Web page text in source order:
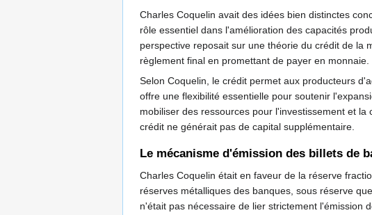
Charles Coquelin avait des idées bien distinctes
rôle essentiel dans l'amélioration des capacités
perspective reposait sur une théorie du crédit de la
règlement final en promettant de payer en monnaie.
Selon Coquelin, le crédit permet aux producteurs
offre une flexibilité essentielle pour soutenir
mobiliser des ressources pour l'investissement et
crédit ne générait pas de capital supplémentaire.
Le mécanisme d'émission des billets de
Charles Coquelin était en faveur de la réserve
réserves métalliques des banques, sous réserve
n'était pas nécessaire de lier strictement l'émission